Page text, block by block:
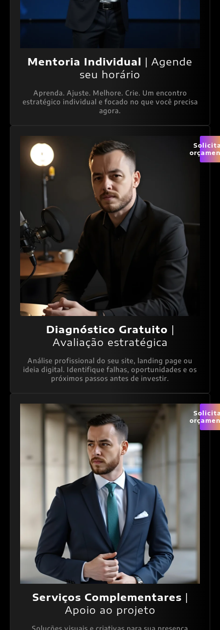
Mentoria Individual | Agende
seu horário
Aprenda. Ajuste. Melhore. Crie. Um encontro
estratégico individual e focado no que você precisa
agora.
Diagnóstico Gratuito |
Avaliação estratégica
Análise profissional do seu site, landing page ou
ideia digital. Identifique falhas, oportunidades e os
próximos passos antes de investir.
Serviços Complementares |
Apoio ao projeto
Soluções visuais e criativas para sua presença